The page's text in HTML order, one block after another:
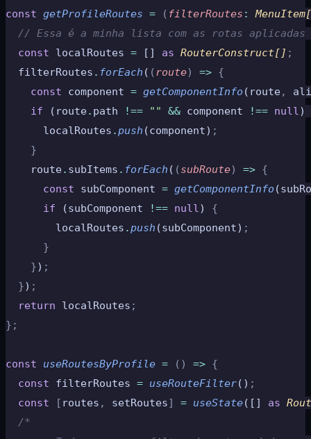
const getProfileRoutes = ( filterRoutes :
// Essa é a minha lista com as rotas aplicadas
  const
localRoutes = [] as RouterConstruct[] ;
  filterRoutes
. forEach ( (route) => {
    const
component = getComponentInfo (route,
    if
(route. path !== "" && component !== null)
      localRoutes
.push (component) ;
    }
    route
. subItems . forEach ( (subRoute) => {
      const
subComponent = getComponentInfo
      if
(subComponent !== null) {
        localRoutes
.push (subComponent) ;
      }
    }
) ;
  }
) ;
  return
localRoutes ;
};
const useRoutesByProfile = () => {
  const
filterRoutes = useRouteFilter() ;
  const
[ routes , setRoutes] = useState([] as
  /*